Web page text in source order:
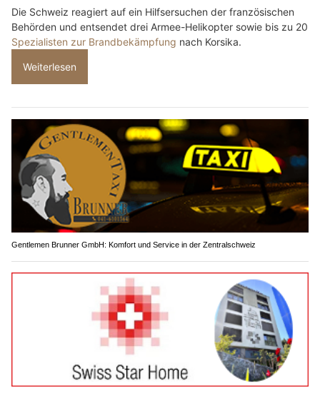
Die Schweiz reagiert auf ein Hilfsersuchen der französischen
Behörden und entsendet drei Armee-Helikopter sowie bis zu 20
Spezialisten zur Brandbekämpfung nach Korsika.
Weiterlesen
Gentlemen Brunner GmbH: Komfort und Service in der Zentralschweiz